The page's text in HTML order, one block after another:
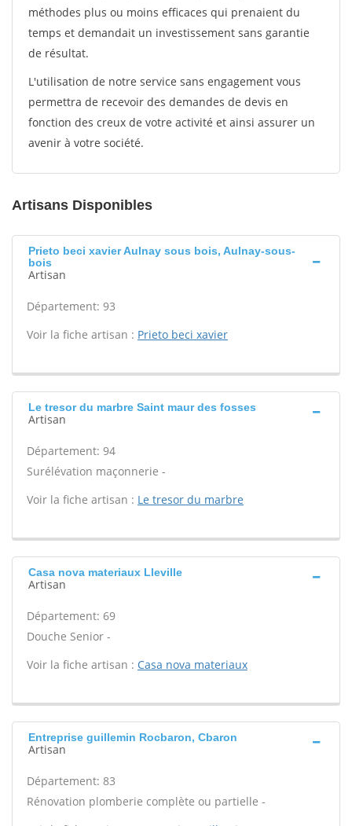
méthodes plus ou moins efficaces qui prenaient du
temps et demandait un investissement sans garantie
de résultat.
L'utilisation de notre service sans engagement vous
permettra de recevoir des demandes de devis en
fonction des creux de votre activité et ainsi assurer un
avenir à votre société.
Artisans Disponibles
Prieto beci xavier Aulnay sous bois, Aulnay-sous-
bois
Artisan
Département: 93
Voir la fiche artisan : Prieto beci xavier
Le tresor du marbre Saint maur des fosses
Artisan
Département: 94
Surélévation maçonnerie -
Voir la fiche artisan : Le tresor du marbre
Casa nova materiaux Lleville
Artisan
Département: 69
Douche Senior -
Voir la fiche artisan : Casa nova materiaux
Entreprise guillemin Rocbaron, Cbaron
Artisan
Département: 83
Rénovation plomberie complète ou partielle -